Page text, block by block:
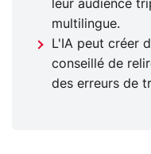
leur audience
multilingue.
L'IA peut créer
conseillé de
des erreurs de